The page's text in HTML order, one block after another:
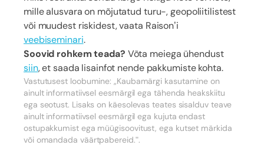
mille alusvara on mõjutatud turu-, geopoliitilistest
või muudest riskidest, vaata Raison’i
veebiseminari.
Soovid rohkem teada? Võta meiega ühendust
siin, et saada lisainfot nende pakkumiste kohta.
Vastutusest loobumine: „Kaubamärgi kasutamine on
ainult informatiivsel eesmärgil ega tähenda heakskiitu
ega seotust. Lisaks on käesolevas teates sisalduv teave
ainult informatiivsel eesmärgil ega kujuta endast
ostupakkumist ega müügisoovitust, ega kutset märkida
või omandada väärtpabereid.".